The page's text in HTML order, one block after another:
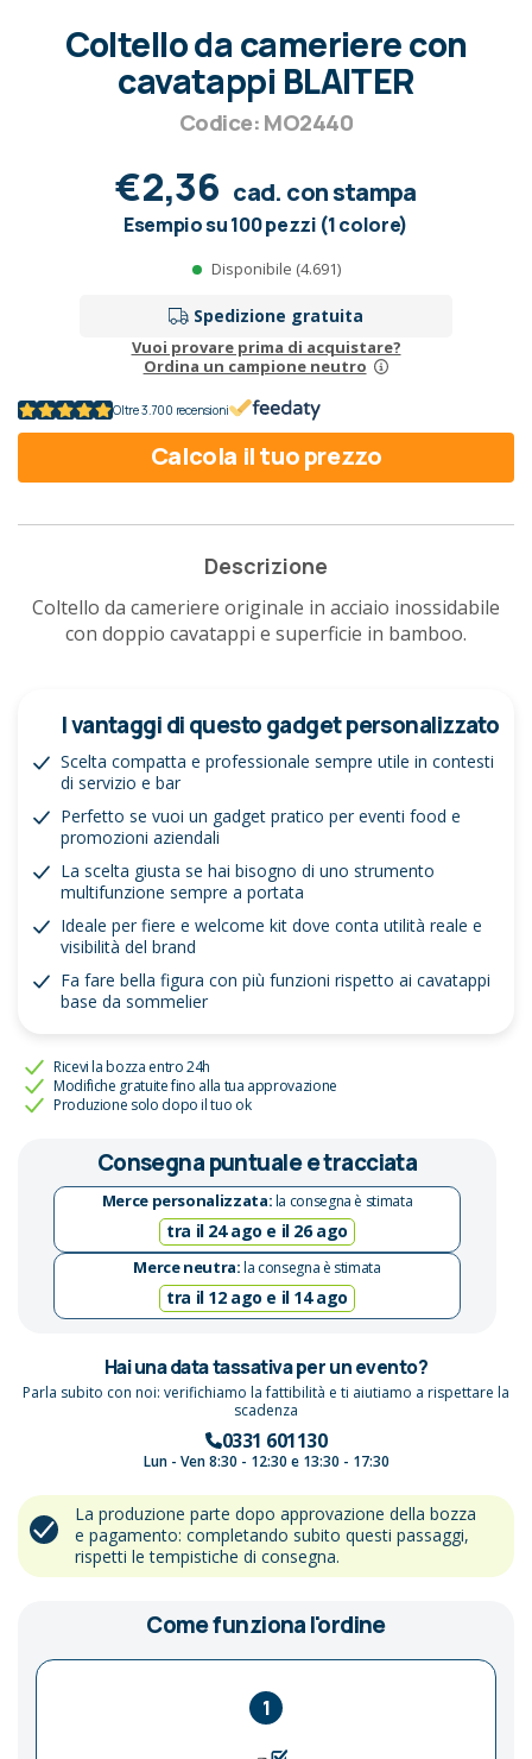
Coltello da cameriere con
cavatappi BLAITER
Codice: MO2440
€2,36 cad. con stampa
Esempio su 100 pezzi (1 colore)
Disponibile (4.691)
Spedizione gratuita
Vuoi provare prima di acquistare?
Ordina un campione neutro
Oltre 3.700 recensioni
Calcola il tuo prezzo
Descrizione
Coltello da cameriere originale in acciaio inossidabile
con doppio cavatappi e superficie in bamboo.
I vantaggi di questo gadget personalizzato
Scelta compatta e professionale sempre utile in contesti
di servizio e bar
Perfetto se vuoi un gadget pratico per eventi food e
promozioni aziendali
La scelta giusta se hai bisogno di uno strumento
multifunzione sempre a portata
Ideale per fiere e welcome kit dove conta utilità reale e
visibilità del brand
Fa fare bella figura con più funzioni rispetto ai cavatappi
base da sommelier
Ricevi la bozza entro 24h
Modifiche gratuite fino alla tua approvazione
Produzione solo dopo il tuo ok
Consegna puntuale e tracciata
Merce personalizzata:la consegna è stimata
tra il 24 ago e il 26 ago
Merce neutra:la consegna è stimata
tra il 12 ago e il 14 ago
Hai una data tassativa per un evento?
Parla subito con noi: verifichiamo la fattibilità e ti aiutiamo a rispettare la
scadenza
0331 601130
Lun - Ven 8:30 - 12:30 e 13:30 - 17:30
La produzione parte dopo approvazione della bozza
e pagamento: completando subito questi passaggi,
rispetti le tempistiche di consegna.
Come funziona l'ordine
1